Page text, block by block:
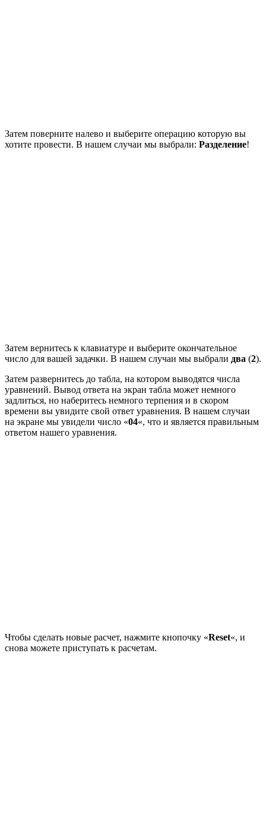
Затем поверните налево и выберите операцию которую вы
хотите провести. В нашем случаи мы выбрали: Разделение!
Затем вернитесь к клавиатуре и выберите окончательное
число для вашей задачки. В нашем случаи мы выбрали два (2).
Затем развернитесь до табла, на котором выводятся числа
уравнений. Вывод ответа на экран табла может немного
задлиться, но наберитесь немного терпения и в скором
времени вы увидите свой ответ уравнения. В нашем случаи
на экране мы увидели число «04«, что и является правильным
ответом нашего уравнения.
Чтобы сделать новые расчет, нажмите кнопочку «Reset«, и
снова можете приступать к расчетам.